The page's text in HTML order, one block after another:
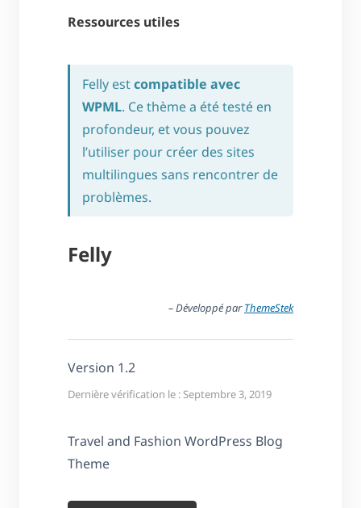
Ressources utiles
Felly estcompatible avec
WPML. Ce thème a été testé en
profondeur, et vous pouvez
l’utiliser pour créer des sites
multilingues sans rencontrer de
problèmes.
Felly
– Développé parThemeStek
Version 1.2
Dernière vérification le : Septembre 3, 2019
Travel and Fashion WordPress Blog
Theme